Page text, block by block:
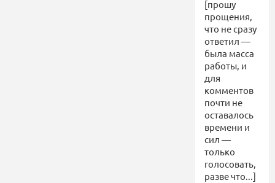
[прошу
прощения,
что не сразу
ответил —
была масса
работы, и
для
комментов
почти не
оставалось
времени и
сил —
только
голосовать,
разве что...]